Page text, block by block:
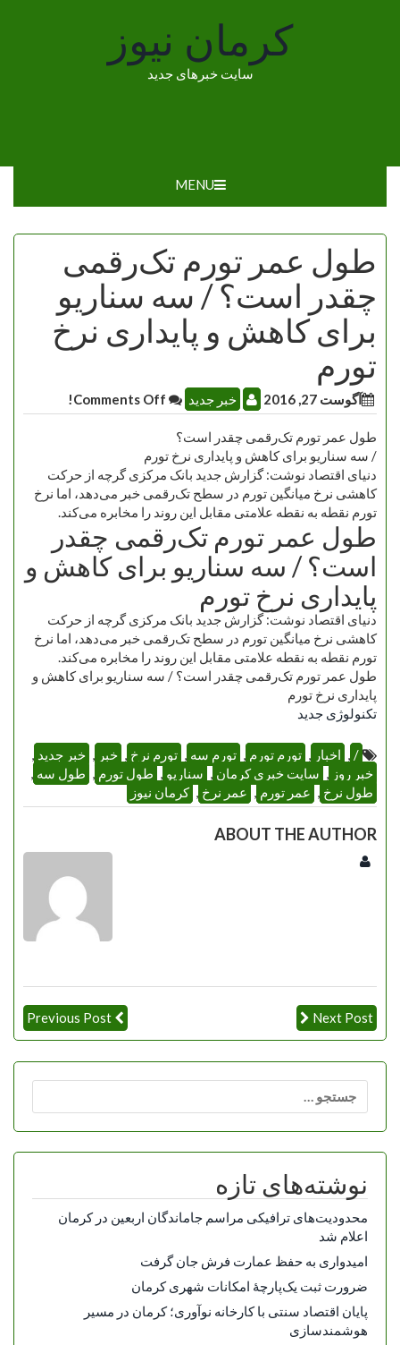
کرمان نیوز
سایت خبرهای جدید
MENU
طول عمر تورم تک‌رقمی
چقدر است؟ / سه سناریو
برای کاهش و پایداری نرخ
تورم
آگوست 27, 2016 خبر جدید
طول عمر تورم تک‌رقمی چقدر است؟
/ سه سناریو برای کاهش و پایداری نرخ تورم
دنیای اقتصاد نوشت: گزارش جدید بانک مرکزی گرچه از حرکت
کاهشی نرخ میانگین تورم در سطح تک‌رقمی خبر می‌دهد، اما نرخ
تورم نقطه به نقطه علامتی مقابل این روند را مخابره می‌کند.
طول عمر تورم تک‌رقمی چقدر
است؟ / سه سناریو برای کاهش و
پایداری نرخ تورم
دنیای اقتصاد نوشت: گزارش جدید بانک مرکزی گرچه از حرکت
کاهشی نرخ میانگین تورم در سطح تک‌رقمی خبر می‌دهد، اما نرخ
تورم نقطه به نقطه علامتی مقابل این روند را مخابره می‌کند.
طول عمر تورم تک‌رقمی چقدر است؟ / سه سناریو برای کاهش و
پایداری نرخ تورم
تکنولوژی جدید
/
, اخبار , تورم تورم , تورم سه , تورم نرخ , خبر , خبر جدید ,
خبر روز , سایت خبری کرمان , سناریو , طول تورم , طول سه ,
طول نرخ , عمر تورم , عمر نرخ , کرمان نیوز
ABOUT THE AUTHOR
Previous Post Next Post
برای:
نوشته‌های تازه
محدودیت‌های ترافیکی مراسم جاماندگان اربعین در کرمان
اعلام شد
امیدواری به حفظ عمارت فرش جان گرفت
ضرورت ثبت یک‌پارچۀ امکانات شهری کرمان
پایان اقتصاد سنتی با کارخانه نوآوری؛ کرمان در مسیر
هوشمندسازی